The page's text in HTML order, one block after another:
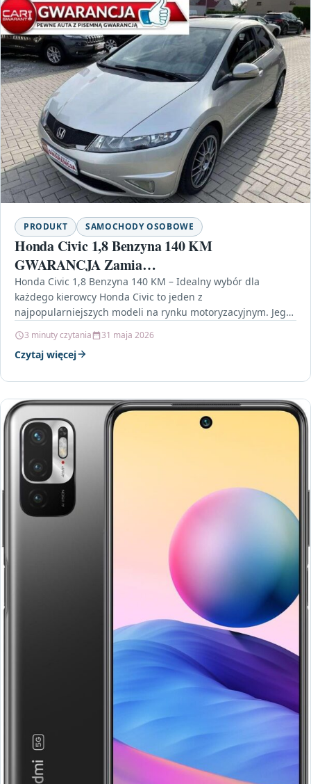
PRODUKT SAMOCHODY OSOBOWE
Honda Civic 1,8 Benzyna 140 KM
GWARANCJA Zamia…
Honda Civic 1,8 Benzyna 140 KM – Idealny wybór dla
każdego kierowcy Honda Civic to jeden z
najpopularniejszych modeli na rynku motoryzacyjnym. Jego
3 minuty czytania 31 maja 2026
Czytaj więcej